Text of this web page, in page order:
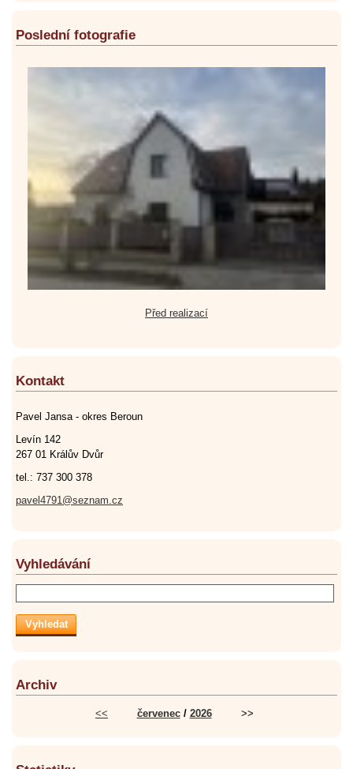
Poslední fotografie
Před realizací
Kontakt
Pavel Jansa - okres Beroun
Levín 142
267 01 Králův Dvůr
tel.: 737 300 378
pavel4791@seznam.cz
Vyhledávání
Archiv
<< červenec/ 2026 >>